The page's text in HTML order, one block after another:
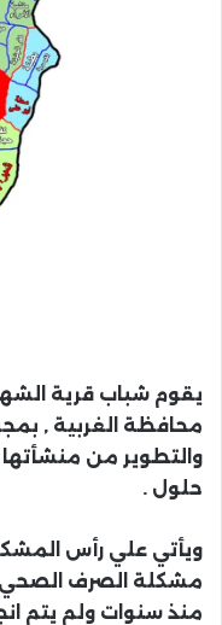
يقوم شباب قرية
محافظة الغربية ,
والتطوير من
حلول .
ويأتي علي رأس
مشكلة الصرف الصحي
منذ سنوات ولم يتم